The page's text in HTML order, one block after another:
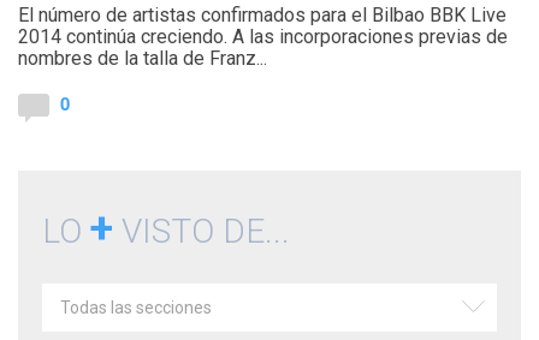
El número de artistas confirmados para el Bilbao BBK Live
2014 continúa creciendo. A las incorporaciones previas de
nombres de la talla de Franz...
0
LO + VISTO DE...
Todas las secciones